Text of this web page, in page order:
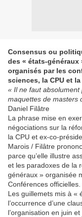
Consensus ou
des « états-
organisés par les
sciences, la CPU et la
« Il ne faut
maquettes de masters
Daniel Filâtre
La phrase mise en
négociations sur la
la CPU et ex-co-
Marois / Filâtre
parce qu’elle illustre
et les paradoxes de la
généraux » organisée
Conférences officielles.
Les guillemets mis à «
l’occurrence d’une
l’organisation en juin